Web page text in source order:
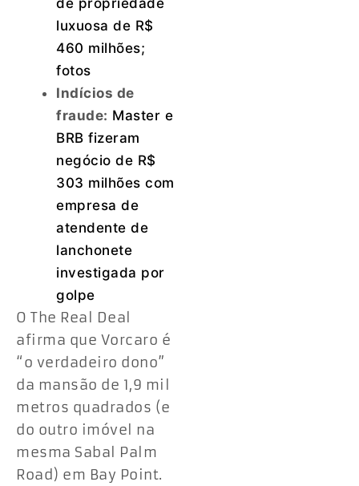
de propriedade
luxuosa de R$
460 milhões;
fotos
Indícios de
fraude: Master e
BRB fizeram
negócio de R$
303 milhões com
empresa de
atendente de
lanchonete
investigada por
golpe
O The Real Deal
afirma que Vorcaro é
“o verdadeiro dono”
da mansão de 1,9 mil
metros quadrados (e
do outro imóvel na
mesma Sabal Palm
Road) em Bay Point.